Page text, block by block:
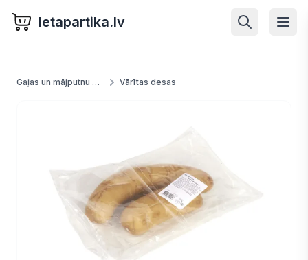
letapartika.lv
Gaļas un mājputnu produkti Vārītas desas